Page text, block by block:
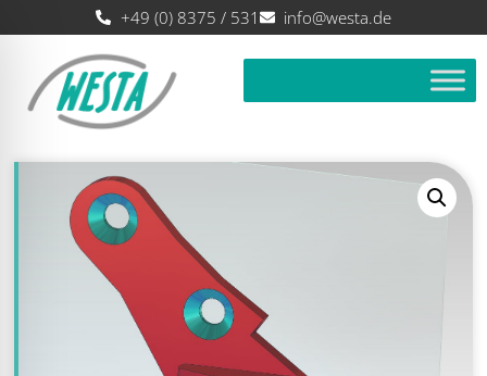
+49 (0) 8375 / 531 info@westa.de